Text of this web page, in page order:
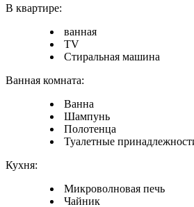
В квартире:
ванная
TV
Стиральная машина
Ванная комната:
Ванна
Шампунь
Полотенца
Туалетные
Кухня:
Микроволновая печь
Чайник